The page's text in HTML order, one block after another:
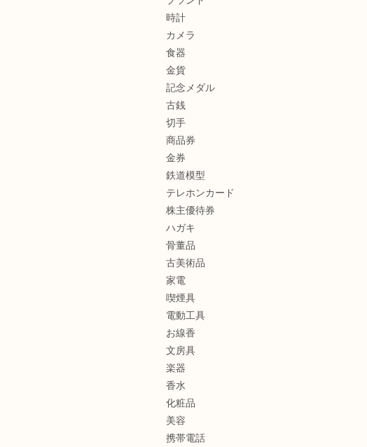
時計
カメラ
食器
金貨
記念メダル
古銭
切手
商品券
金券
鉄道模型
テレホンカード
株主優待券
ハガキ
骨董品
古美術品
家電
喫煙具
電動工具
お線香
文房具
楽器
香水
化粧品
美容
携帯電話